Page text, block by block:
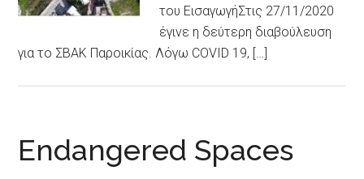
του ΕισαγωγήΣτις 27/11/2020
έγινε η δεύτερη διαβούλευση
για το ΣΒΑΚ Παροικίας. Λόγω COVID 19, […]
Endangered Spaces